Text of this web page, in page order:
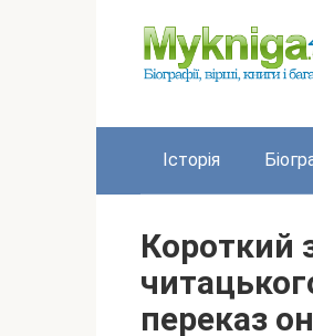
Історія
Короткий
переказ